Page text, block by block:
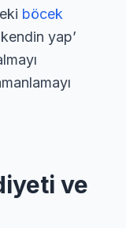
böcek
yap’
ve